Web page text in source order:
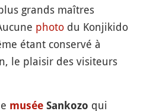
grands maîtres
photo du Konjikido
étant conservé à
le plaisir des visiteurs
musée Sankozo qui